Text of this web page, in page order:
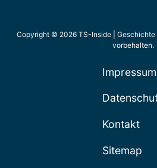
Copyright © 2026 TS-Inside | Geschichte
vorbehalten.
Impressum
Kontakt
Sitemap